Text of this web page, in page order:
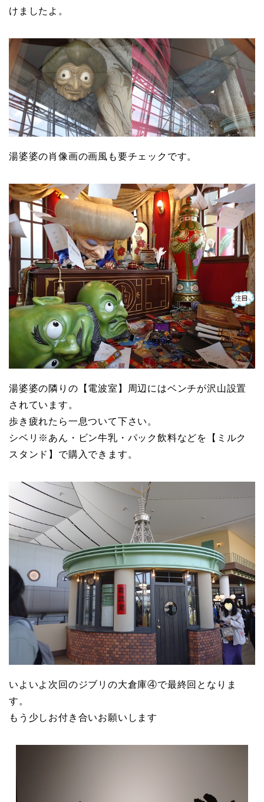
けましたよ。
湯婆婆の肖像画の画風も要チェックです。
湯婆婆の隣りの【電波室】周辺にはベンチが沢山設置
されています。
歩き疲れたら一息ついて下さい。
シベリ※あん・ビン牛乳・パック飲料などを【ミルク
スタンド】で購入できます。
いよいよ次回のジブリの大倉庫④で最終回となりま
す。
もう少しお付き合いお願いします